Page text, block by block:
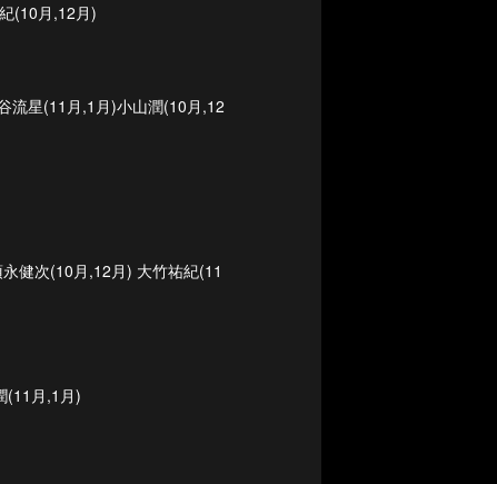
(10月,12月)
流星(11月,1月)小山潤(10月,12
健次(10月,12月) 大竹祐紀(11
(11月,1月)